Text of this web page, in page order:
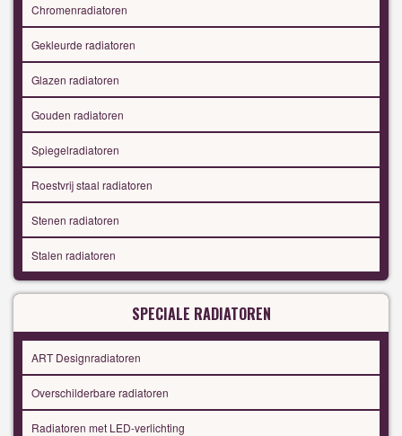
Chromenradiatoren
Gekleurde radiatoren
Glazen radiatoren
Gouden radiatoren
Spiegelradiatoren
Roestvrij staal radiatoren
Stenen radiatoren
Stalen radiatoren
SPECIALE RADIATOREN
ART Designradiatoren
Overschilderbare radiatoren
Radiatoren met LED-verlichting